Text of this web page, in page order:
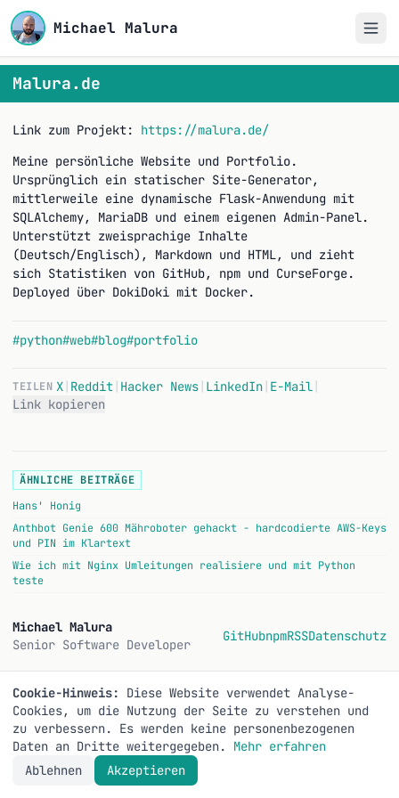
Michael Malura
Malura.de
Link zum Projekt: https://malura.de/
Meine persönliche Website und Portfolio.
Ursprünglich ein statischer Site-Generator,
mittlerweile eine dynamische Flask-Anwendung mit
SQLAlchemy, MariaDB und einem eigenen Admin-Panel.
Unterstützt zweisprachige Inhalte
(Deutsch/Englisch), Markdown und HTML, und zieht
sich Statistiken von GitHub, npm und CurseForge.
Deployed über DokiDoki mit Docker.
#python#web#blog#portfolio
TEILEN X Reddit Hacker News LinkedIn E-Mail
Link kopieren
ÄHNLICHE BEITRÄGE
Hans' Honig
Anthbot Genie 600 Mähroboter gehackt - hardcodierte AWS-Keys
und PIN im Klartext
Wie ich mit Nginx Umleitungen realisiere und mit Python
teste
Michael Malura
Senior Software Developer
GitHubnpmRSSDatenschutz
Cookie-Hinweis:
Diese Website verwendet Analyse-
Cookies, um die Nutzung der Seite zu verstehen und
zu verbessern. Es werden keine personenbezogenen
Daten an Dritte weitergegeben. Mehr erfahren
Ablehnen
Akzeptieren